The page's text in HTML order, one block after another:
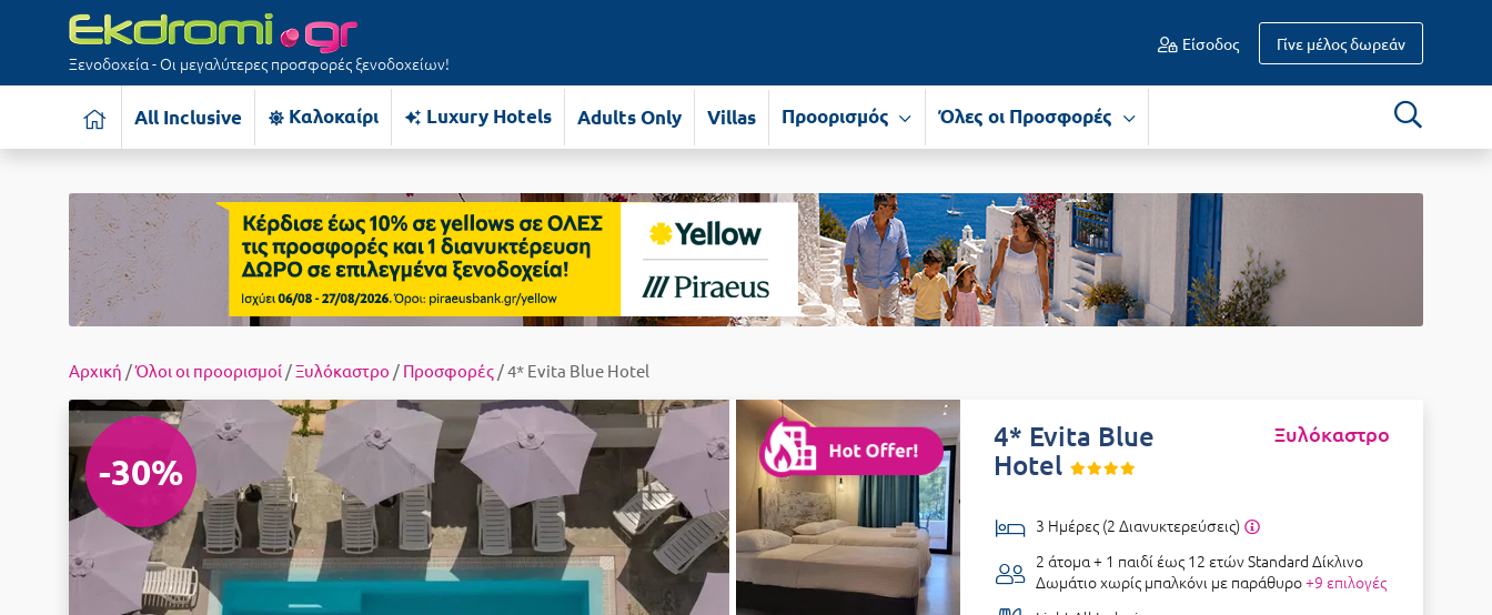
Ξενοδοχεία - Οι μεγαλύτερες προσφορές ξενοδοχείων!
Είσοδος Γίνε μέλος δωρεάν
All Inclusive Καλοκαίρι Luxury Hotels Adults Only Villas Προορισμός Όλες οι Προσφορές
Αρχική /Όλοι οι προορισμοί /Ξυλόκαστρο / Προσφορές / 4* Evita Blue Hotel
-30%
4* Evita Blue
Hotel
Ξυλόκαστρο
3 Ημέρες (2 Διανυκτερεύσεις)
2 άτομα + 1 παιδί έως 12 ετώνStandard Δίκλινο
Δωμάτιο χωρίς μπαλκόνι με παράθυρο+9 επιλογές